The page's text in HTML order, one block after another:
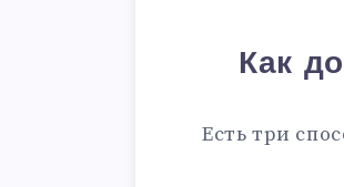
Как
Есть три